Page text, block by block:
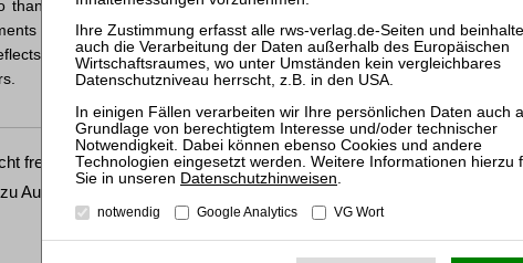
Friedrich Wenzel Bulst, Richard Burnley, Jon Lawrence and
on earlier drafts of this paper. The authors would like to stress
their personal opinions only. All errors and omissions are the
frei verfügbar.
Aufsätzen und Rechtsprechung frei.
Datenschutzhinweisen
notwendig Google Analytics VG Wort